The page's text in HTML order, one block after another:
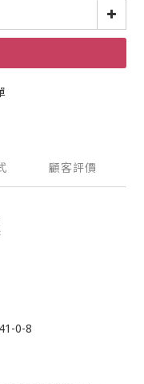
顧客評價
0-8